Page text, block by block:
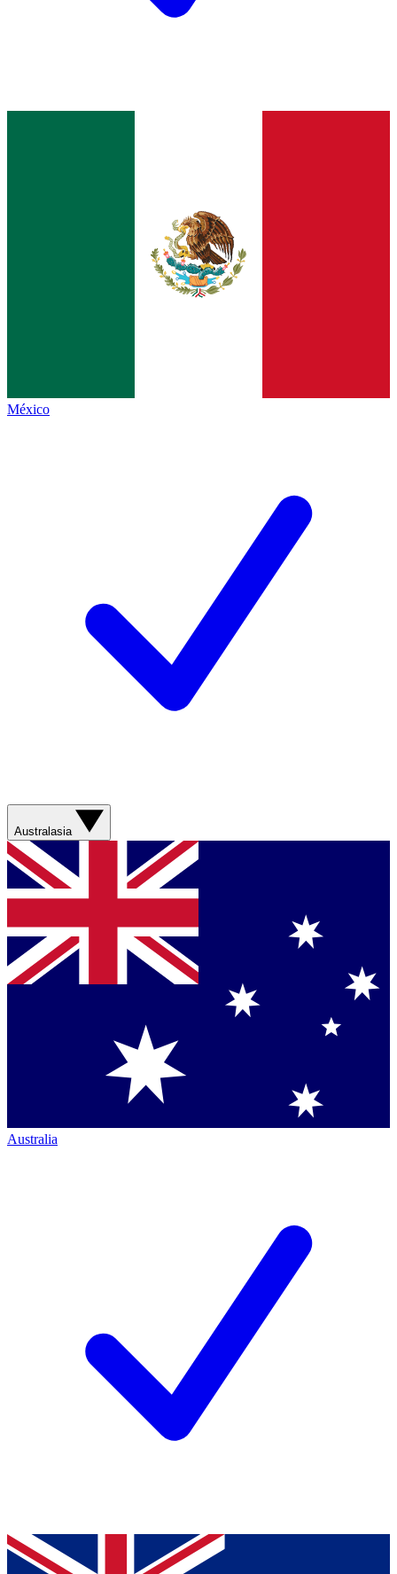
México
Australasia
Australia